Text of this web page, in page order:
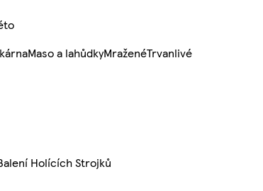
Maso a lahůdkyMraženéTrvanlivé
Holících Strojků